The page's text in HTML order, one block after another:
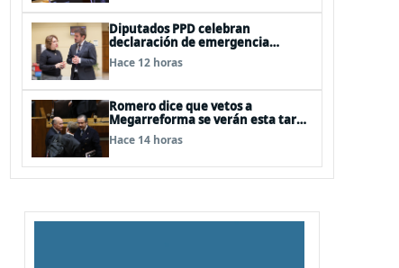
Diputados PPD celebran
declaración de emergencia
agrícola a La Araucanía y piden
agilizar ayudas económicas a
Hace 12 horas
Romero dice que vetos a
Megarreforma se verán esta tarde
en la Comisión de Hacienda
Hace 14 horas